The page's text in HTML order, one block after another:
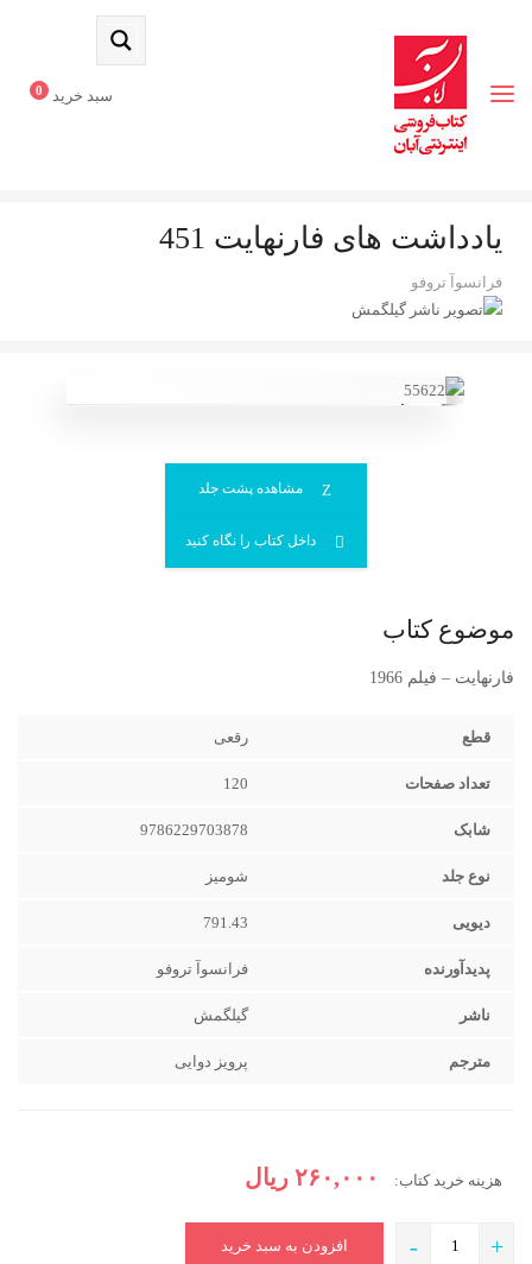
سبد خرید 0
یادداشت های فارنهایت 451
فرانسوآ تروفو
گیلگمش
مشاهده پشت جلد
داخل کتاب را نگاه کنید
موضوع کتاب
فارنهایت – فیلم 1966
قطع رقعی‌
تعداد صفحات 120
شابک 9786229703878
نوع جلد شومیز
دیویی 791.43
پدیدآورنده فرانسوآ تروفو
ناشر گیلگمش
مترجم پرویز دوایی
هزینه خرید کتاب: ۲۶۰,۰۰۰ ریال
+
- افزودن به سبد خرید